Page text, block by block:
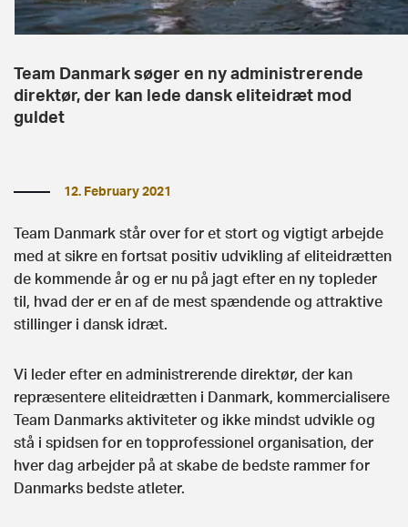
Team Danmark søger en ny administrerende
direktør, der kan lede dansk eliteidræt mod
guldet
12. February 2021
Team Danmark står over for et stort og vigtigt arbejde
med at sikre en fortsat positiv udvikling af eliteidrætten
de kommende år og er nu på jagt efter en ny topleder
til, hvad der er en af de mest spændende og attraktive
stillinger i dansk idræt.
Vi leder efter en administrerende direktør, der kan
repræsentere eliteidrætten i Danmark, kommercialisere
Team Danmarks aktiviteter og ikke mindst udvikle og
stå i spidsen for en topprofessionel organisation, der
hver dag arbejder på at skabe de bedste rammer for
Danmarks bedste atleter.